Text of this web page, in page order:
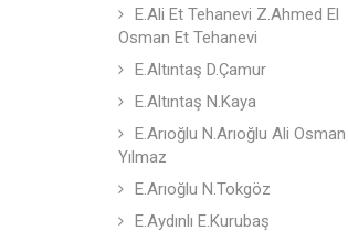
E.Ali Et Tehanevi Z.Ahmed El
Osman Et Tehanevi
E.Altıntaş D.Çamur
E.Altıntaş N.Kaya
E.Arıoğlu N.Arıoğlu Ali Osman
Yılmaz
E.Arıoğlu N.Tokgöz
E.Aydınlı E.Kurubaş